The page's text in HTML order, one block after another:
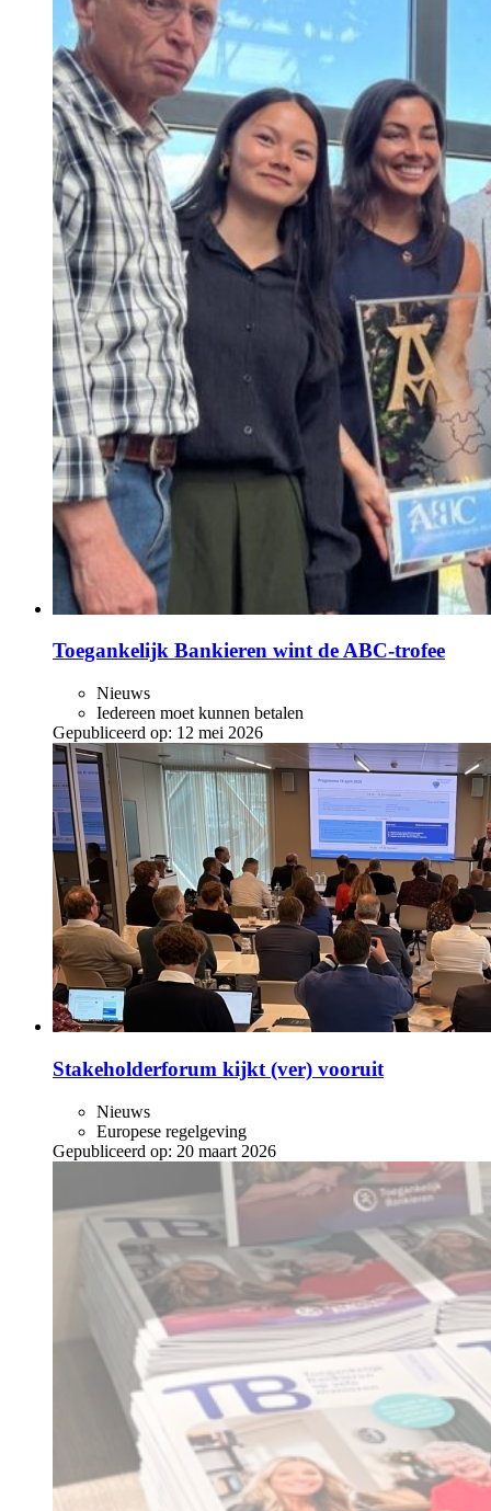
Toegankelijk Bankieren wint de ABC‑trofee
Nieuws
Iedereen moet kunnen betalen
Gepubliceerd op: 12 mei 2026
Stakeholderforum kijkt (ver) vooruit
Nieuws
Europese regelgeving
Gepubliceerd op: 20 maart 2026